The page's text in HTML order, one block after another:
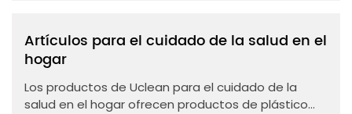
Artículos para el cuidado de la salud en el
hogar
Los productos de Uclean para el cuidado de la
salud en el hogar ofrecen productos de plástico